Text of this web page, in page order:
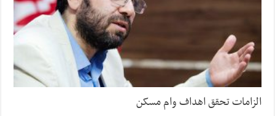
الزامات تحقق اهداف وام مسکن